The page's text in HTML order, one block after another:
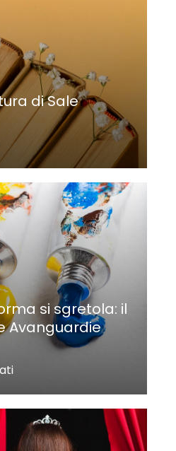
di Sale
si sgretola: il
Avanguardie